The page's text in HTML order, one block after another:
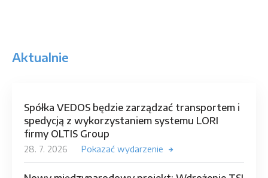
Aktualnie
Spółka VEDOS będzie zarządzać transportem i
spedycją z wykorzystaniem systemu LORI
firmy OLTIS Group
28. 7. 2026 Pokazać wydarzenie